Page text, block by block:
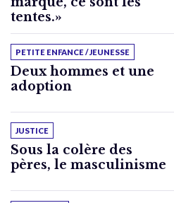
tentes.»
PETITE ENFANCE / JEUNESSE
Deux hommes et une
adoption
JUSTICE
Sous la colère des
pères, le masculinisme